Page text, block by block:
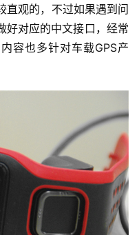
直观的，不过如果遇到问
对应的中文接口，经常
容也多针对车载GPS产